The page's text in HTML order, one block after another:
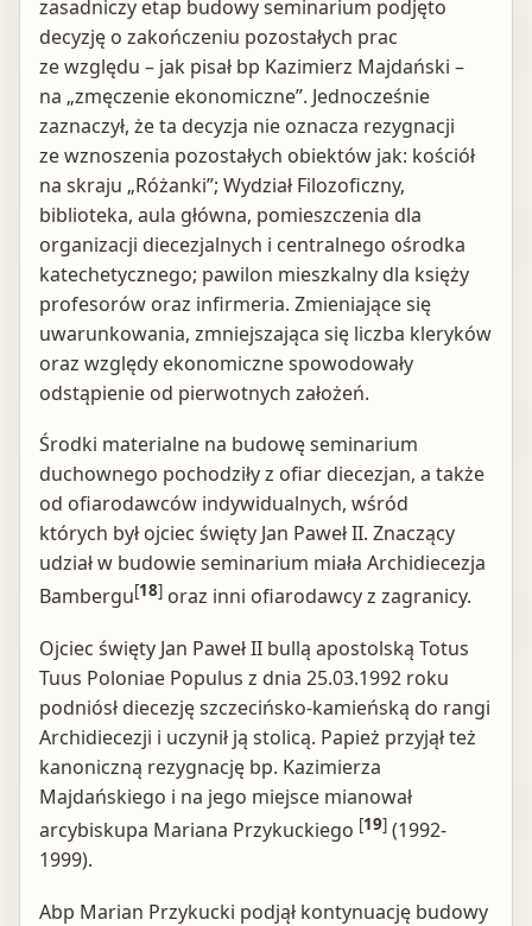
zasadniczy etap budowy seminarium podjęto
decyzję o zakończeniu pozostałych prac
ze względu – jak pisał bp Kazimierz Majdański –
na „zmęczenie ekonomiczne”. Jednocześnie
zaznaczył, że ta decyzja nie oznacza rezygnacji
ze wznoszenia pozostałych obiektów jak: kościół
na skraju „Różanki”; Wydział Filozoficzny,
biblioteka, aula główna, pomieszczenia dla
organizacji diecezjalnych i centralnego ośrodka
katechetycznego; pawilon mieszkalny dla księży
profesorów oraz infirmeria. Zmieniające się
uwarunkowania, zmniejszająca się liczba kleryków
oraz względy ekonomiczne spowodowały
odstąpienie od pierwotnych założeń.
Środki materialne na budowę seminarium
duchownego pochodziły z ofiar diecezjan, a także
od ofiarodawców indywidualnych, wśród
których był ojciec święty Jan Paweł II. Znaczący
udział w budowie seminarium miała Archidiecezja
Bambergu[18] oraz inni ofiarodawcy z zagranicy.
Ojciec święty Jan Paweł II bullą apostolską Totus
Tuus Poloniae Populus z dnia 25.03.1992 roku
podniósł diecezję szczecińsko-kamieńską do rangi
Archidiecezji i uczynił ją stolicą. Papież przyjął też
kanoniczną rezygnację bp. Kazimierza
Majdańskiego i na jego miejsce mianował
arcybiskupa Mariana Przykuckiego [19] (1992-
1999).
Abp Marian Przykucki podjął kontynuację budowy